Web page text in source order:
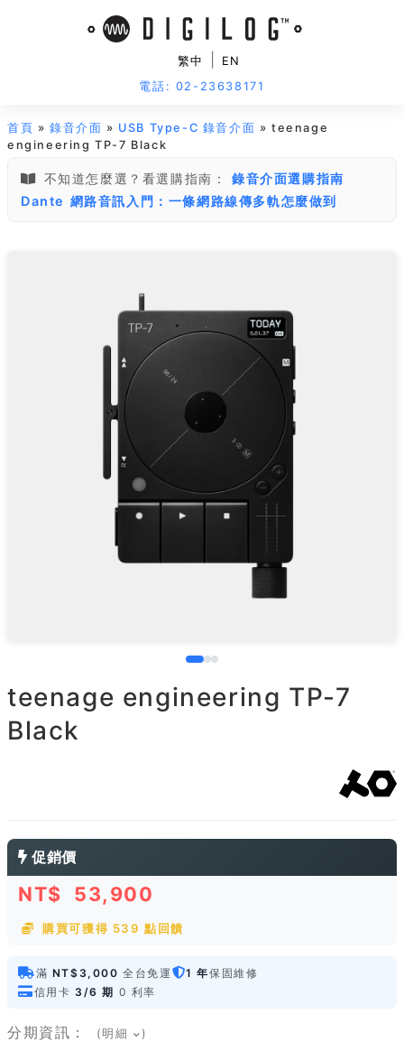
繁中
EN
電話: 02-23638171
首頁 »錄音介面 » USB Type-C 錄音介面 » teenage
engineering TP-7 Black
不知道怎麼選？看選購指南：
錄音介面選購指南
Dante 網路音訊入門：一條網路線傳多軌怎麼做到
teenage engineering TP-7
Black
促銷價
NT$ 53,900
購買可獲得 539 點回饋
滿 NT$3,000 全台免運 1 年保固維修
信用卡 3/6 期 0 利率
分期資訊： (明細 )